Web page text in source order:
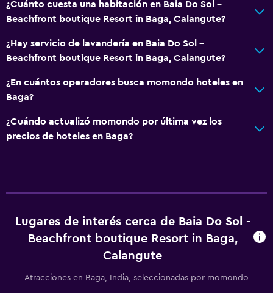
Servicio de conserjería
Cambio de divisas
Servicio de habitaciones
Mostrador de información turística
Acceso con llave
Check-out exprés
Recepción 24 horas
Unidad ubicada en la planta baja
Unidad accesible para personas en silla de ruedas
¿Cuánto cuesta una habitación en Baia Do Sol -
Beachfront boutique Resort in Baga, Calangute?
¿Hay servicio de lavandería en Baia Do Sol -
Beachfront boutique Resort in Baga, Calangute?
¿En cuántos operadores busca momondo hoteles en
Baga?
¿Cuándo actualizó momondo por última vez los
precios de hoteles en Baga?
Lugares de interés cerca de Baia Do Sol -
Beachfront boutique Resort in Baga,
Calangute
Atracciones en Baga, India, seleccionadas por momondo